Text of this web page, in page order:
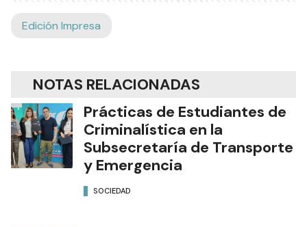
Edición Impresa
NOTAS RELACIONADAS
Prácticas de Estudiantes de
Criminalística en la
Subsecretaría de Transporte
y Emergencia
SOCIEDAD